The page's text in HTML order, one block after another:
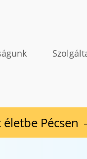
Pécsen